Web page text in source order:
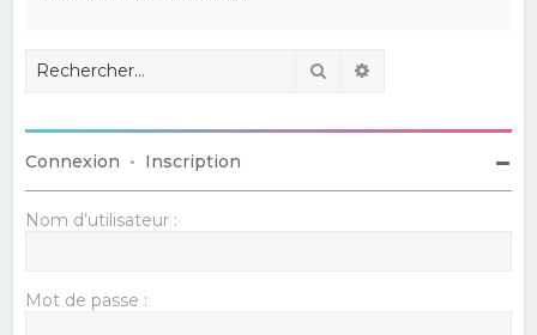
Rechercher
Connexion • Inscription
Nom d’utilisateur :
Mot de passe :